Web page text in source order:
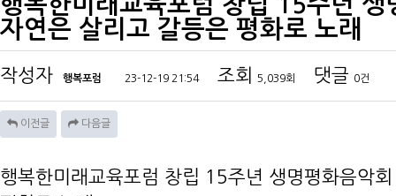
자연은 살리고 갈등은 평화로 노래
작성자 행복포럼 23-12-19 21:54 조회 5,039회 댓글 0건
이전글 다음글
행복한미래교육포럼 창립 15주년 생명평화음악